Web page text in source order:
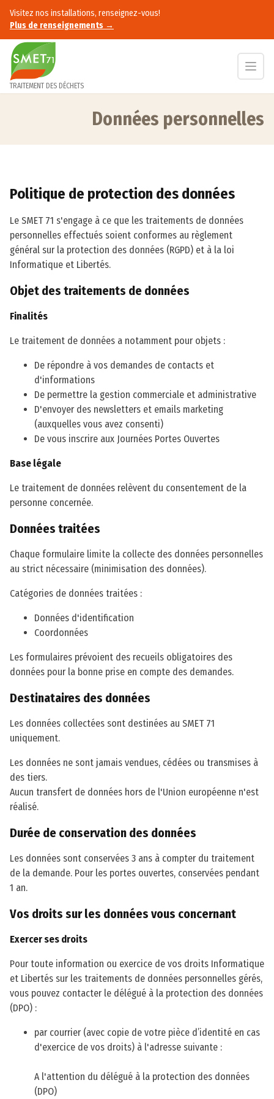
Accès au contenu
Visitez nos installations, renseignez-vous!
Plus de renseignements →
TRAITEMENT DES DÉCHETS
Données personnellesDonnées personnelles
Politique de protection des données
Le SMET 71 s'engage à ce que les traitements de données
personnelles effectués soient conformes au règlement
général sur la protection des données (RGPD) et à la loi
Informatique et Libertés.
Objet des traitements de données
Finalités
Le traitement de données a notamment pour objets :
De répondre à vos demandes de contacts et
d'informations
De permettre la gestion commerciale et administrative
D'envoyer des newsletters et emails marketing
(auxquelles vous avez consenti)
De vous inscrire aux Journées Portes Ouvertes
Base légale
Le traitement de données relèvent du consentement de la
personne concernée.
Données traitées
Chaque formulaire limite la collecte des données personnelles
au strict nécessaire (minimisation des données).
Catégories de données traitées :
Données d'identification
Coordonnées
Les formulaires prévoient des recueils obligatoires des
données pour la bonne prise en compte des demandes.
Destinataires des données
Les données collectées sont destinées au SMET 71
uniquement.
Les données ne sont jamais vendues, cédées ou transmises à
des tiers.
Aucun transfert de données hors de l'Union européenne n'est
réalisé.
Durée de conservation des données
Les données sont conservées 3 ans à compter du traitement
de la demande. Pour les portes ouvertes, conservées pendant
1 an.
Vos droits sur les données vous concernant
Exercer ses droits
Pour toute information ou exercice de vos droits Informatique
et Libertés sur les traitements de données personnelles gérés,
vous pouvez contacter le délégué à la protection des données
(DPO) :
par courrier (avec copie de votre pièce d’identité en cas
d'exercice de vos droits) à l'adresse suivante :
A l'attention du délégué à la protection des données
(DPO)